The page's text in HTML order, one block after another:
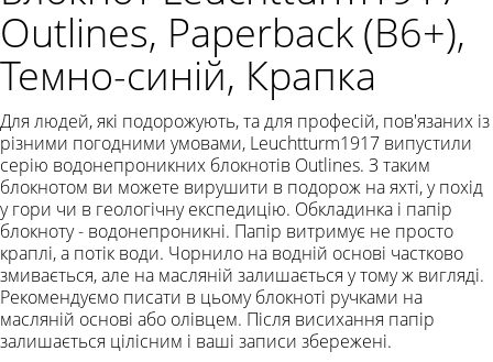
Outlines, Paperback (B6+),
Темно-синій, Крапка
Для людей, які подорожують, та для професій, пов'язаних із
різними погодними умовами, Leuchtturm1917 випустили
серію водонепроникних блокнотів Outlines. З таким
блокнотом ви можете вирушити в подорож на яхті, у похід
у гори чи в геологічну експедицію. Обкладинка і папір
блокноту - водонепроникні. Папір витримує не просто
краплі, а потік води. Чорнило на водній основі частково
змивається, але на масляній залишається у тому ж вигляді.
Рекомендуємо писати в цьому блокноті ручками на
масляній основі або олівцем. Після висихання папір
залишається цілісним і ваші записи збережені.